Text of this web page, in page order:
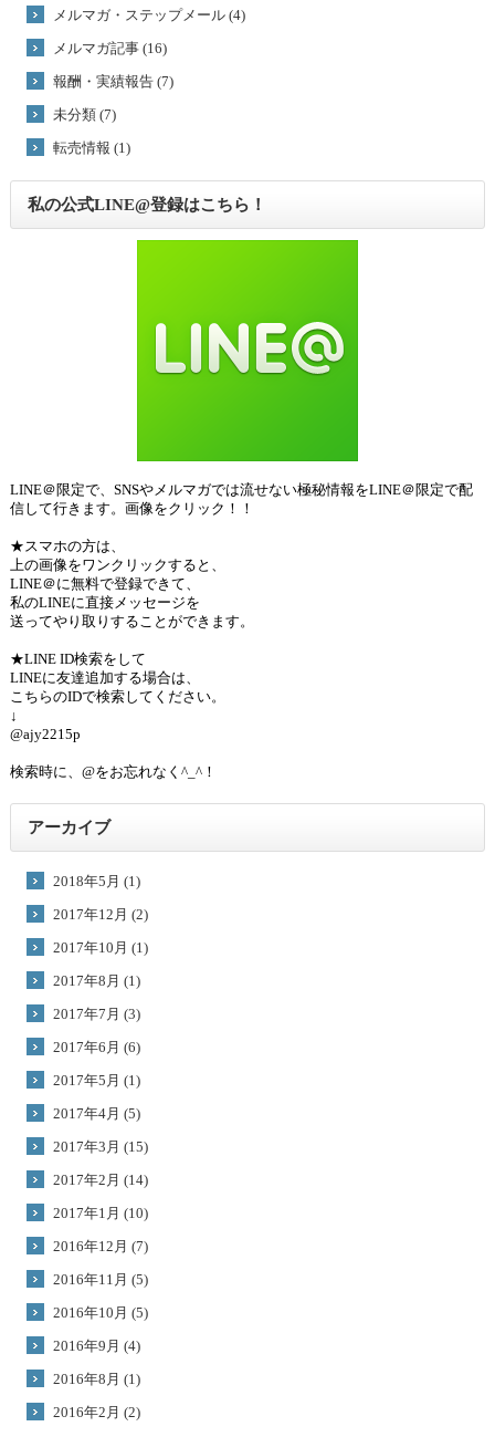
メルマガ・ステップメール (4)
メルマガ記事 (16)
報酬・実績報告 (7)
未分類 (7)
転売情報 (1)
私の公式LINE@登録はこちら！
LINE＠限定で、SNSやメルマガでは流せない極秘情報をLINE＠限定で配
信して行きます。画像をクリック！！
★スマホの方は、
上の画像をワンクリックすると、
LINE＠に無料で登録できて、
私のLINEに直接メッセージを
送ってやり取りすることができます。
★LINE ID検索をして
LINEに友達追加する場合は、
こちらのIDで検索してください。
↓
@ajy2215p
検索時に、@をお忘れなく^_^！
アーカイブ
2018年5月 (1)
2017年12月 (2)
2017年10月 (1)
2017年8月 (1)
2017年7月 (3)
2017年6月 (6)
2017年5月 (1)
2017年4月 (5)
2017年3月 (15)
2017年2月 (14)
2017年1月 (10)
2016年12月 (7)
2016年11月 (5)
2016年10月 (5)
2016年9月 (4)
2016年8月 (1)
2016年2月 (2)